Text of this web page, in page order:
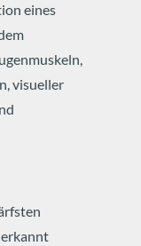
eines
visueller